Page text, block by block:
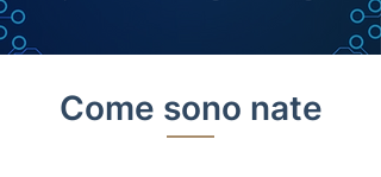
Come sono nate